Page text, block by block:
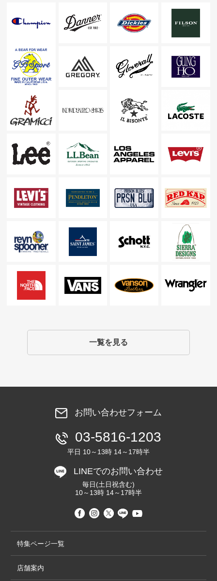
一覧を見る
お問い合わせフォーム
03-5816-1203
平日 10～13時 14～17時半
LINEでのお問い合わせ
毎日(土日祝含む)
10～13時 14～17時半
特集ページ一覧
店舗案内